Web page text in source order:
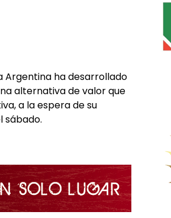
Argentina ha desarrollado
alternativa de valor que
a la espera de su
sábado.